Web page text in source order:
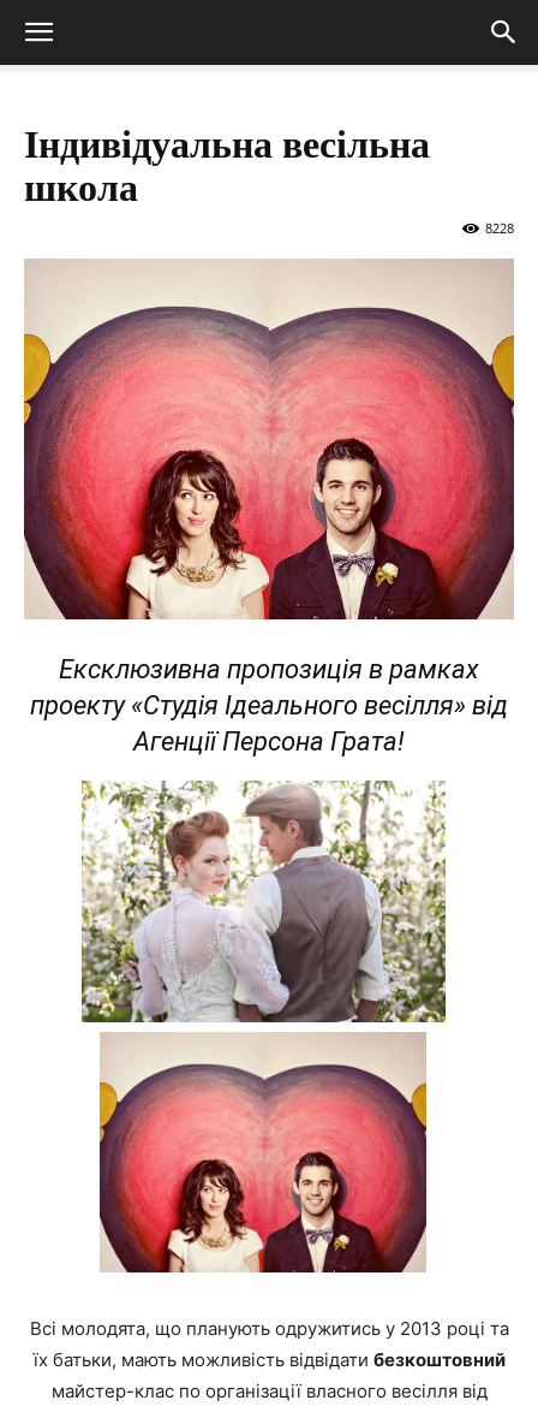
Індивідуальна весільна
школа
8228
Ексклюзивна пропозиція в рамках
проекту «Студія Ідеального весілля» від
Агенції Персона Грата!
Всі молодята, що планують одружитись у 2013 році та
їх батьки, мають можливість відвідати безкоштовний
майстер-клас по організації власного весілля від